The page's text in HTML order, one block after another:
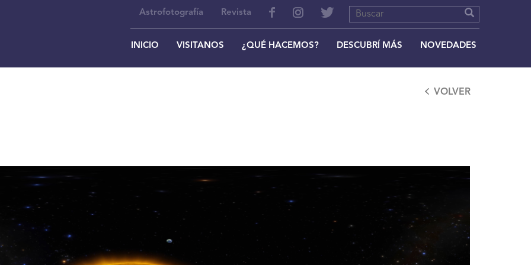
Astrofotografía Revista
INICIO VISITANOS ¿QUÉ HACEMOS? DESCUBRÍ MÁS NOVEDADES
VOLVER